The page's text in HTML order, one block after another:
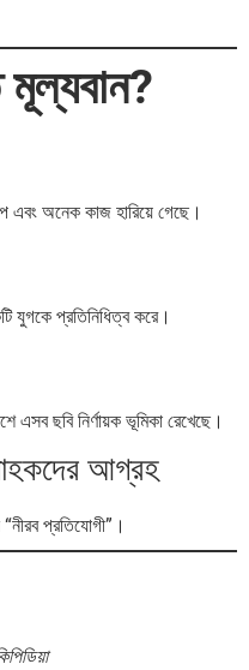
এবং অনেক কাজ হারিয়ে গেছে।
যুগকে প্রতিনিধিত্ব করে।
এসব ছবি নির্ণায়ক ভূমিকা রেখেছে।
আগ্রহ
প্রতিযোগী”।